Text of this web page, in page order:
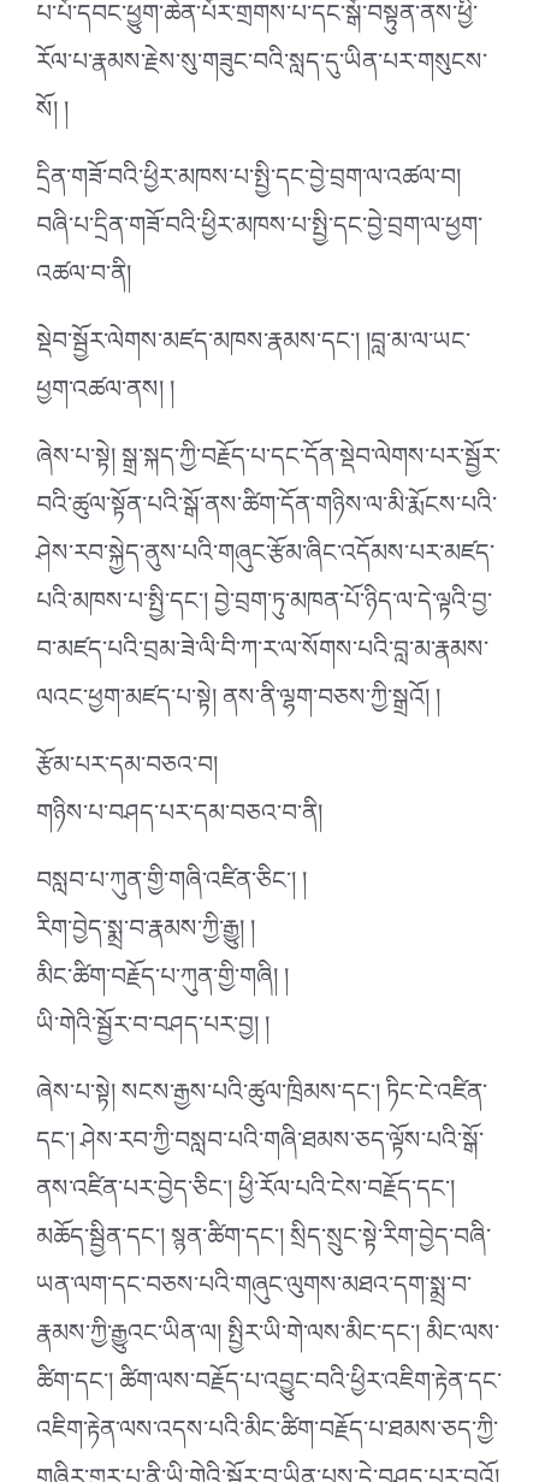
པ་པོ་དབང་ཕྱུག་ཆེན་པོར་གྲགས་པ་དང་སྒོ་བསྟུན་ནས་ཕྱི་
རོལ་པ་རྣམས་རྗེས་སུ་གཟུང་བའི་སླད་དུ་ཡིན་པར་གསུངས་
སོ། །
དྲིན་གཟོ་བའི་ཕྱིར་མཁས་པ་སྤྱི་དང་བྱེ་བྲག་ལ་འཚལ་བ།
བཞི་པ་དྲིན་གཟོ་བའི་ཕྱིར་མཁས་པ་སྤྱི་དང་བྱེ་བྲག་ལ་ཕྱག་
འཚལ་བ་ནི།
སྡེབ་སྦྱོར་ལེགས་མཛད་མཁས་རྣམས་དང་། །བླ་མ་ལ་ཡང་
ཕྱག་འཚལ་ནས། །
ཞེས་པ་སྟེ། སྒྲ་སྐད་ཀྱི་བརྗོད་པ་དང་དོན་སྡེབ་ལེགས་པར་སྦྱོར་
བའི་ཚུལ་སྟོན་པའི་སྒོ་ནས་ཚིག་དོན་གཉིས་ལ་མི་རྨོངས་པའི་
ཤེས་རབ་སྐྱེད་ནུས་པའི་གཞུང་རྩོམ་ཞིང་འདོམས་པར་མཛད་
པའི་མཁས་པ་སྤྱི་དང་། བྱེ་བྲག་ཏུ་མཁན་པོ་ཉིད་ལ་དེ་ལྟའི་བྱ་
བ་མཛད་པའི་བྲམ་ཟེ་ལི་བི་ཀ་ར་ལ་སོགས་པའི་བླ་མ་རྣམས་
ལའང་ཕྱག་མཛད་པ་སྟེ། ནས་ནི་ལྷག་བཅས་ཀྱི་སྒྲའོ། །
རྩོམ་པར་དམ་བཅའ་བ།
གཉིས་པ་བཤད་པར་དམ་བཅའ་བ་ནི།
བསླབ་པ་ཀུན་གྱི་གཞི་འཛིན་ཅིང་། །
རིག་བྱེད་སྨྲ་བ་རྣམས་ཀྱི་རྒྱུ། །
མིང་ཚིག་བརྗོད་པ་ཀུན་གྱི་གཞི། །
ཡི་གེའི་སྦྱོར་བ་བཤད་པར་བྱ། །
ཞེས་པ་སྟེ། སངས་རྒྱས་པའི་ཚུལ་ཁྲིམས་དང་། ཏིང་ངེ་འཛིན་
དང་། ཤེས་རབ་ཀྱི་བསླབ་པའི་གཞི་ཐམས་ཅད་ལྟོས་པའི་སྒོ་
ནས་འཛིན་པར་བྱེད་ཅིང་། ཕྱི་རོལ་པའི་ངེས་བརྗོད་དང་།
མཆོད་སྦྱིན་དང་། སྙན་ཚིག་དང་། སྲིད་སྲུང་སྟེ་རིག་བྱེད་བཞི་
ཡན་ལག་དང་བཅས་པའི་གཞུང་ལུགས་མཐའ་དག་སྨྲ་བ་
རྣམས་ཀྱི་རྒྱུའང་ཡིན་ལ། སྤྱིར་ཡི་གེ་ལས་མིང་དང་། མིང་ལས་
ཚིག་དང་། ཚིག་ལས་བརྗོད་པ་འབྱུང་བའི་ཕྱིར་འཇིག་རྟེན་དང་
འཇིག་རྟེན་ལས་འདས་པའི་མིང་ཚིག་བརྗོད་པ་ཐམས་ཅད་ཀྱི་